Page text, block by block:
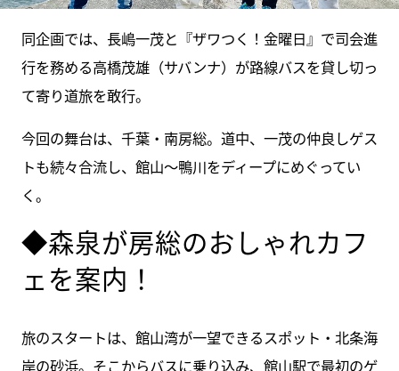
同企画では、長嶋一茂と『ザワつく！金曜日』で司会進
行を務める高橋茂雄（サバンナ）が路線バスを貸し切っ
て寄り道旅を敢行。
今回の舞台は、千葉・南房総。道中、一茂の仲良しゲス
トも続々合流し、館山～鴨川をディープにめぐってい
く。
◆森泉が房総のおしゃれカフ
ェを案内！
旅のスタートは、館山湾が一望できるスポット・北条海
岸の砂浜。そこからバスに乗り込み、館山駅で最初のゲ